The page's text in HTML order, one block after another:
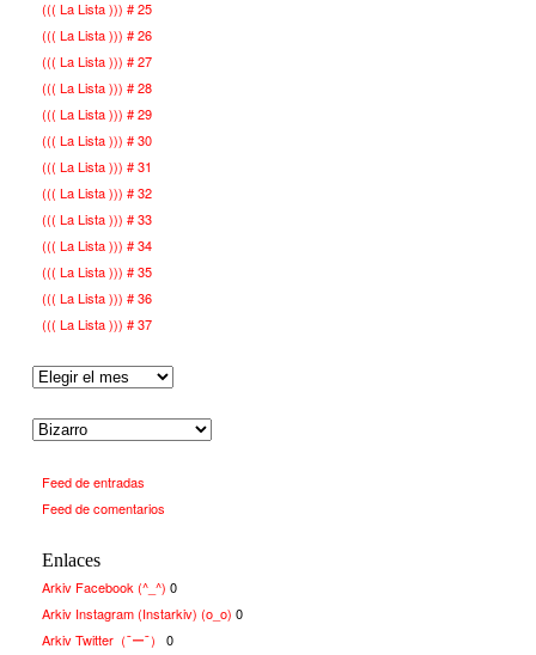
((( La Lista ))) # 25
((( La Lista ))) # 26
((( La Lista ))) # 27
((( La Lista ))) # 28
((( La Lista ))) # 29
((( La Lista ))) # 30
((( La Lista ))) # 31
((( La Lista ))) # 32
((( La Lista ))) # 33
((( La Lista ))) # 34
((( La Lista ))) # 35
((( La Lista ))) # 36
((( La Lista ))) # 37
Feed de entradas
Feed de comentarios
Enlaces
Arkiv Facebook (^_^) 0
Arkiv Instagram (Instarkiv) (o_o) 0
Arkiv Twitter（¯ー¯）
0